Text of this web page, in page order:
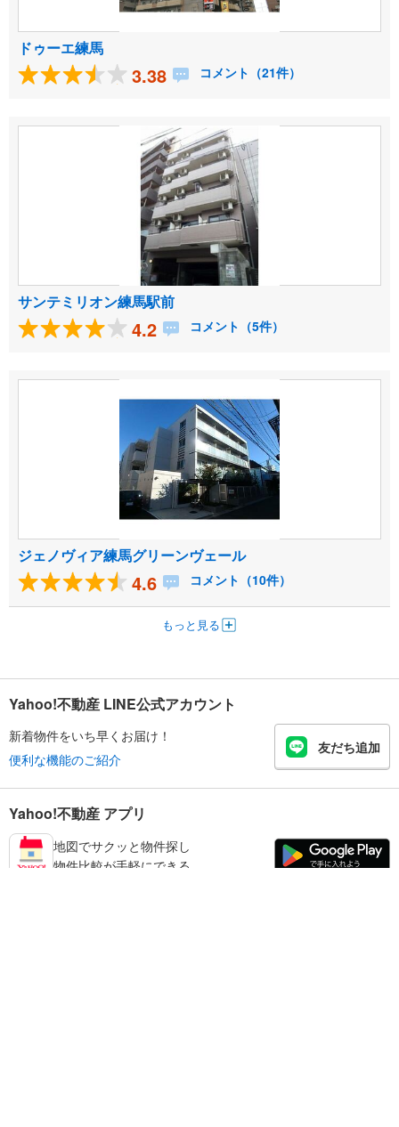
ドゥーエ練馬
3.38 コメント（21件）
サンテミリオン練馬駅前
4.2 コメント（5件）
ジェノヴィア練馬グリーンヴェール
4.6 コメント（10件）
もっと見る
Yahoo!不動産 LINE公式アカウント
新着物件をいち早くお届け！
便利な機能のご紹介
友だち追加
Yahoo!不動産 アプリ
地図でサクッと物件探し
物件比較が手軽にできる